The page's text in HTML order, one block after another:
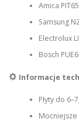
Amica
Samsung
Electrolux
Bosch
Informacje
Płyty do